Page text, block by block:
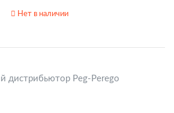
Нет в наличии
дистрибьютор Peg-Perego